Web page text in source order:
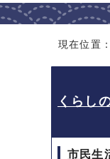
現在位置
くらし
市民生